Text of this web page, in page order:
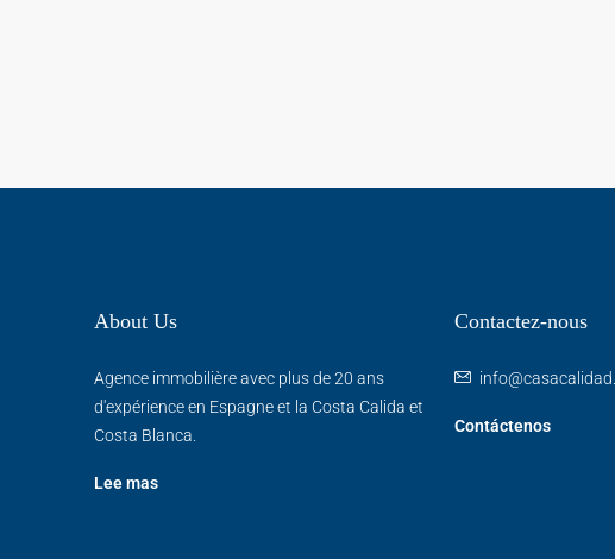
About Us
Agence immobilière avec plus de 20 ans
d'expérience en Espagne et la Costa Calida et
Costa Blanca.
Lee mas
Contactez-nous
Contáctenos